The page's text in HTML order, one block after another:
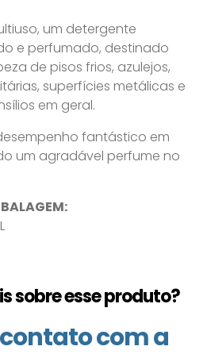
um detergente
e perfumado, destinado
de pisos frios, azulejos,
superfícies metálicas e
em geral.
fantástico em
um agradável perfume no
sobre esse produto?
com a